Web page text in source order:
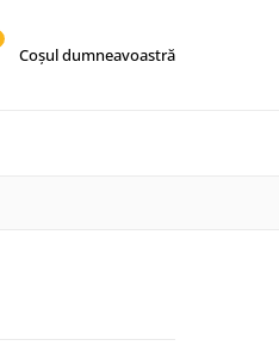
Coşul dumneavoastră